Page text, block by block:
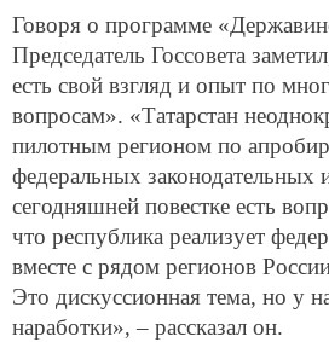
Говоря о программе
Председатель Госсовета
есть свой взгляд и опыт по
вопросам». «Татарстан
пилотным регионом по
федеральных законодательных
сегодняшней повестке есть
что республика реализует
вместе с рядом регионов
Это дискуссионная тема, но у
наработки», – рассказал он.